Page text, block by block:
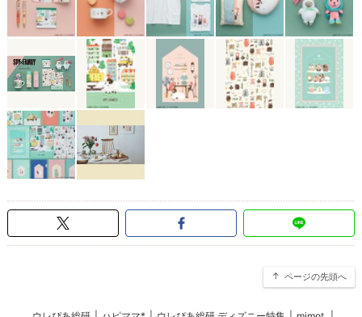
ページの先頭へ